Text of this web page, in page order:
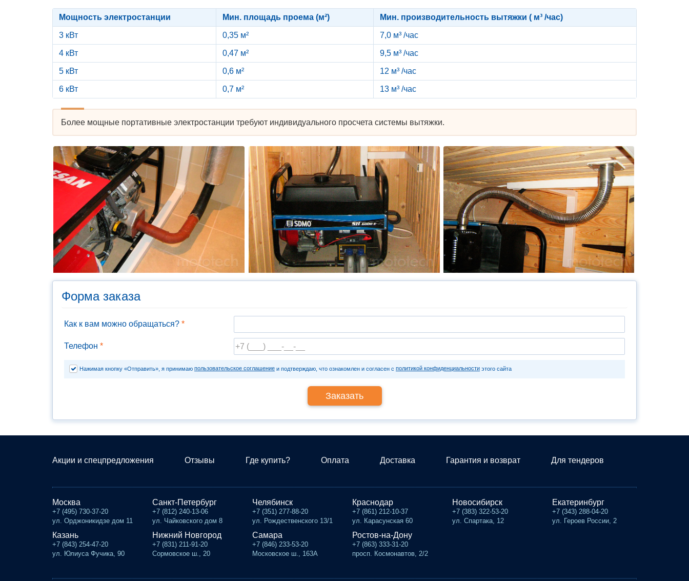
Мощность электростанции Мин. площадь проема (м²) Мин. производительность вытяжки ( м³ /час)
3 кВт 0,35 м² 7,0 м³ /час
4 кВт 0,47 м² 9,5 м³ /час
5 кВт 0,6 м² 12 м³ /час
6 кВт 0,7 м² 13 м³ /час
Более мощные портативные электростанции требуют индивидуального просчета системы вытяжки.
Форма заказа
Как к вам можно обращаться? *
Телефон *
Нажимая кнопку «Отправить», я принимаю пользовательское соглашение и подтверждаю, что ознакомлен и согласен с политикой конфиденциальности этого сайта
Акции и спецпредложения Отзывы Где купить? Оплата Доставка Гарантия и возврат Для тендеров
Москва
+7 (495) 730-37-20
ул. Орджоникидзе дом 11
Санкт-Петербург
+7 (812) 240-13-06
ул. Чайковского дом 8
Челябинск
+7 (351) 277-88-20
ул. Рождественского 13/1
Краснодар
+7 (861) 212-10-37
ул. Карасунская 60
Новосибирск
+7 (383) 322-53-20
ул. Спартака, 12
Екатеринбург
+7 (343) 288-04-20
ул. Героев России, 2
Казань
+7 (843) 254-47-20
ул. Юлиуса Фучика, 90
Нижний Новгород
+7 (831) 211-91-20
Сормовское ш., 20
Самара
+7 (846) 233-53-20
Московское ш., 163А
Ростов-на-Дону
+7 (863) 333-31-20
просп. Космонавтов, 2/2